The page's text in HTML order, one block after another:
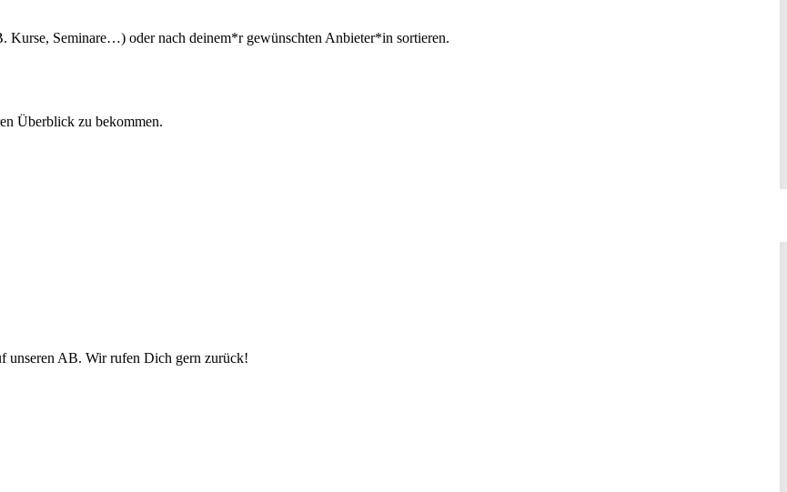
Kurse, Seminare…) oder nach deinem*r gewünschten Anbieter*in sortieren.
Überblick zu bekommen.
unseren AB. Wir rufen Dich gern zurück!